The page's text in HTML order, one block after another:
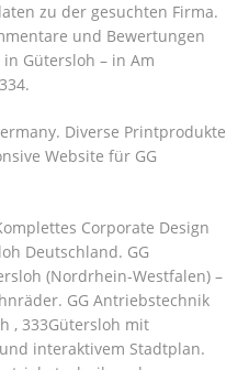
zu der gesuchten Firma.
und Bewertungen
Gütersloh – in Am
Diverse Printprodukte
Website für GG
Corporate Design
Deutschland. GG
(Nordrhein-Westfalen) –
GG Antriebstechnik
, 333Gütersloh mit
interaktivem Stadtplan.